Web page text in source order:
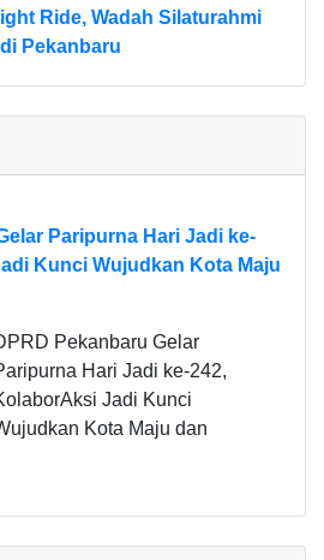
Ride, Wadah Silaturahmi
Pekanbaru
Paripurna Hari Jadi ke-
Kunci Wujudkan Kota Maju
Pekanbaru Gelar
Hari Jadi ke-242,
Jadi Kunci
Kota Maju dan